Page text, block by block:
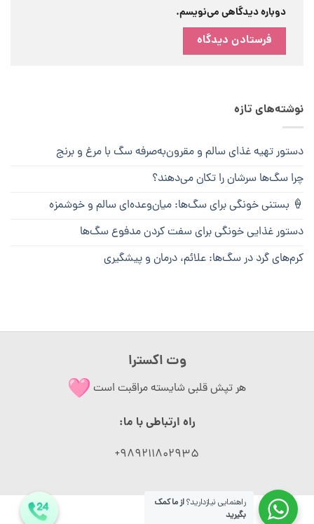
دوباره دیدگاهی می‌نویسم.
نوشته‌های تازه
دستور تهیه غذای سالم و مقرون‌به‌صرفه سگ با مرغ و برنج
چرا سگ‌ها سرشان را تکان می‌دهند؟
🍦 بستنی خونگی برای سگ‌ها: میان‌وعده‌ای سالم و خوشمزه
دستور غذایی خونگی برای سفت کردن مدفوع سگ‌ها
کرم‌های گرد در سگ‌ها: علائم، درمان و پیشگیری
وت اکسترا
هر تپش قلبی شایسته مراقبت است
راه ارتباطی با ما:
989211802935+
راهنمایی نیازدارید؟از ما کمک
بگیرید